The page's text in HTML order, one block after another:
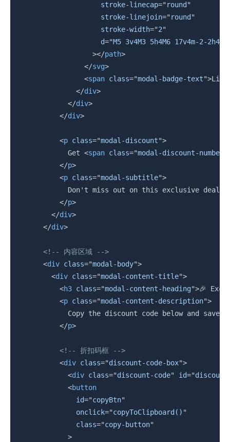
stroke-linecap=" round "
stroke-linejoin=" round "
stroke-width="2"
d="M5 3v4M3 5h4M6 17v4m-2-
></path>
</svg>
<span class="modal-badge-text">
</div>
</div>
</div>
<p class="modal-discount">
            Get
<span class="modal-discount-number
</p>
<p class="modal-subtitle">
Don't miss out on this exclusive deal
</p>
</div>
</div>
<!-- 内容区域 -->
<div class="modal-body">
<div class="modal-content-title">
<h3 class="modal-content-heading">🎉
<p class="modal-content-description">
Copy the discount code below and save
</p>
<!-- 折扣码框 -->
<div class="discount-code-box">
<div class="discount-code" id="
<button
id="copyBtn"
onclick="copyToClipboard() "
class="copy-button"
>